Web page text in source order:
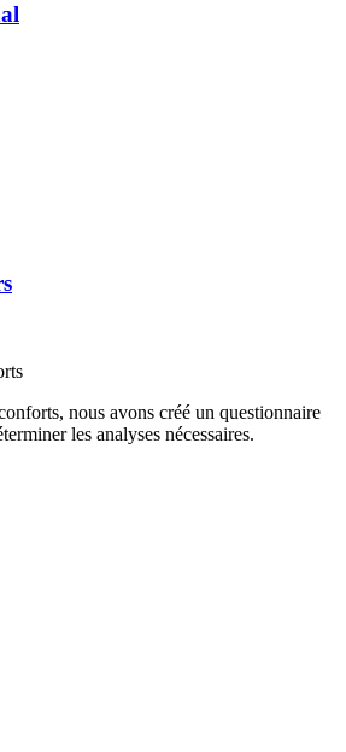
nous avons créé un questionnaire
les analyses nécessaires.